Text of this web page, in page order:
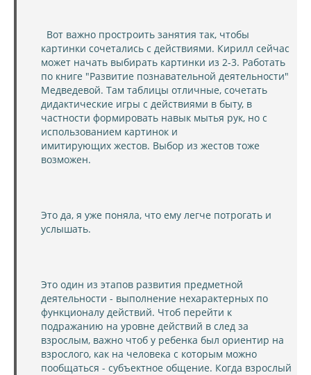
Вот важно простроить занятия так, чтобы
картинки сочетались с действиями. Кирилл сейчас
может начать выбирать картинки из 2-3. Работать
по книге "Развитие познавательной деятельности"
Медведевой. Там таблицы отличные, сочетать
дидактические игры с действиями в быту, в
частности формировать навык мытья рук, но с
использованием картинок и
имитирующих жестов. Выбор из жестов тоже
возможен.
Это да, я уже поняла, что ему легче потрогать и
услышать.
Это один из этапов развития предметной
деятельности - выполнение нехарактерных по
функционалу действий. Чтоб перейти к
подражанию на уровне действий в след за
взрослым, важно чтоб у ребенка был ориентир на
взрослого, как на человека с которым можно
пообщаться - субъектное общение. Когда взрослый